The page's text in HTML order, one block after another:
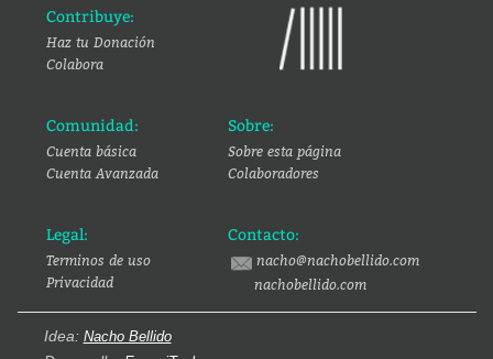
Contribuye:
Haz tu Donación
Colabora
Comunidad:
Cuenta básica
Cuenta Avanzada
Sobre:
Sobre esta página
Colaboradores
Legal:
Terminos de uso
Privacidad
Contacto:
nacho@nachobellido.com
nachobellido.com
Idea: Nacho Bellido